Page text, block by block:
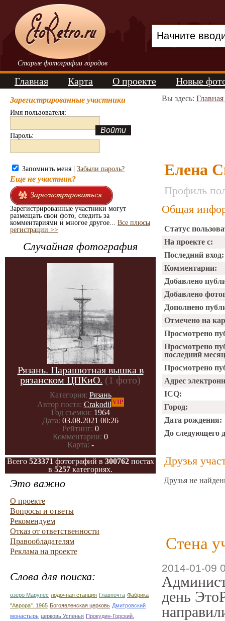
Старые фотографии городов
Главная Карта О проекте Новые
Зарегистрированные участники
Имя пользователя:
Пароль:
Запомнить меня | Забыли пароль?
Еще не участник?
Зарегистрированные участники могут
размещать свои фото, следить за
комментариями и многое другое... Все плюсы
регистрации >>
Случайная фотография
Рязань. Парашютная вышка в
рязанском ЦПКиО. (1 фото)
Категория: Рязань
Автор поста: Crakodil VIP
Год съемки: 1964
Дата: 03.08.2021 00:26
Рейтинг: 0
Комментарии: 0
Карта: -
Всего 523371 фотографий в 300762постах
в 5257 категориях.
Это важно
О проекте
Вопросы и ответы
Рекомендуем
Отказ от ответственности
Правообладателям
Реклама на проекте
Слова для поиска:
озеро Марупес лодочная станция Главпочта Фабрика
"Аврора". 1965 Богоявленская церковь Дмитровский
монастырь церковь Успенья Прокудин-Горский.
Вы здесь:
Елена
Профиль
Общая
Статус
На проекте с:
Последний вход:
Комментарии:
Добавлено
Добавлено
Дополнено
Отмечено на
Просмотрено
Просмотрено
последний
Просмотрено
Адрес
ICQ:
Город:
Дата рождения:
До следующего
Друзья
Друзья не
Стена
2014-01-09
день